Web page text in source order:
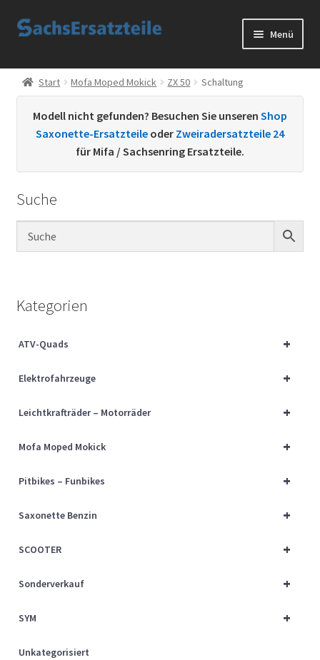
Zur
Zum
Menü
Start
Kontakt
Widerrufsbelehrung
Cart
Checkout
My account
Start Mofa Moped Mokick ZX 50 Schaltung
Modell nicht gefunden? Besuchen Sie unseren Shop
Saxonette-Ersatzteile oder Zweiradersatzteile 24
für Mifa / Sachsenring Ersatzteile.
Suche
Kategorien
+
ATV-Quads
+
Elektrofahrzeuge
+
Leichtkrafträder – Motorräder
+
Mofa Moped Mokick
+
Pitbikes – Funbikes
+
Saxonette Benzin
+
SCOOTER
+
Sonderverkauf
+
SYM
Unkategorisiert